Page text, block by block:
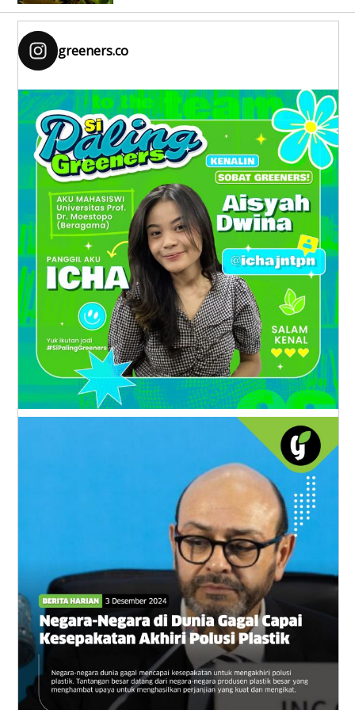
greeners.co